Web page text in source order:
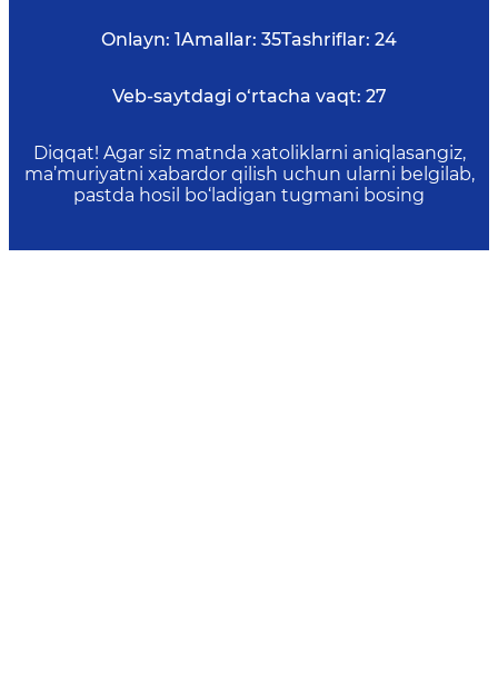
Onlayn: 1Amallar: 35Tashriflar: 24
Veb-saytdagi o‘rtacha vaqt: 27
Diqqat! Agar siz matnda xatoliklarni aniqlasangiz,
ma’muriyatni xabardor qilish uchun ularni belgilab,
pastda hosil bo‘ladigan tugmani bosing